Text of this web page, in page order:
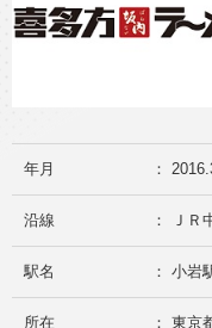
年月 ：
沿線 ： ＪＲ
駅名 ： 小岩
所在 ： 東京